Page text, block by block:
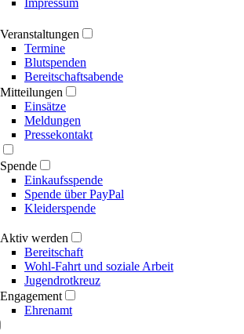
Impressum
Veranstaltungen
Termine
Blutspenden
Bereitschaftsabende
Mitteilungen
Einsätze
Meldungen
Pressekontakt
Spende
Einkaufsspende
Spende über PayPal
Kleiderspende
Aktiv werden
Bereitschaft
Wohl-Fahrt und soziale Arbeit
Jugendrotkreuz
Engagement
Ehrenamt